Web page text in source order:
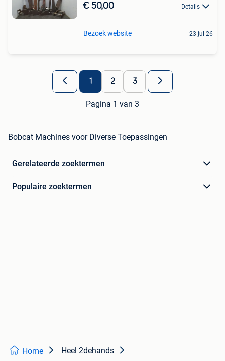
€ 50,00 Details
Bezoek website 23 jul 26
1 2 3
Pagina 1 van 3
Bobcat Machines voor Diverse Toepassingen
Gerelateerde zoektermen
Populaire zoektermen
Home Heel 2dehands